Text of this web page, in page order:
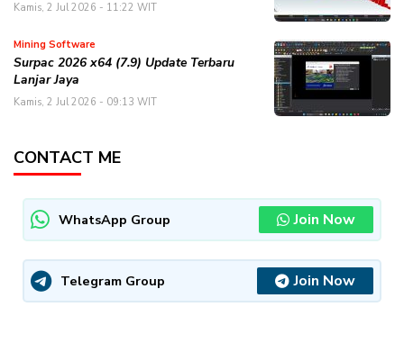
Kamis, 2 Jul 2026 - 11:22 WIT
Mining Software
Surpac 2026 x64 (7.9) Update Terbaru
Lanjar Jaya
Kamis, 2 Jul 2026 - 09:13 WIT
CONTACT ME
WhatsApp Group Join Now
Telegram Group Join Now